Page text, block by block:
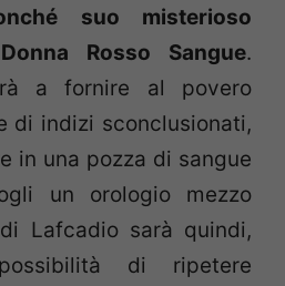
suo misterioso
Rosso Sangue.
a fornire al povero
di indizi sconclusionati,
in una pozza di sangue
un orologio mezzo
Lafcadio sarà quindi,
di ripetere